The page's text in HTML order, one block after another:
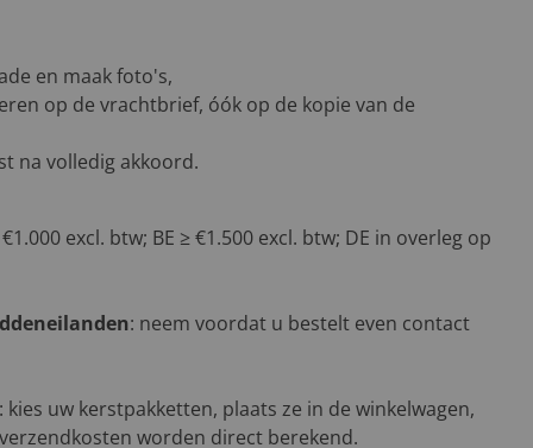
en maak foto's,
op de vrachtbrief, óók op de kopie van de
na volledig akkoord.
€1.000 excl. btw; BE ≥ €1.500 excl. btw; DE in overleg op
: neem voordat u bestelt even contact
: kies uw kerstpakketten, plaats ze in de winkelwagen,
worden direct berekend.